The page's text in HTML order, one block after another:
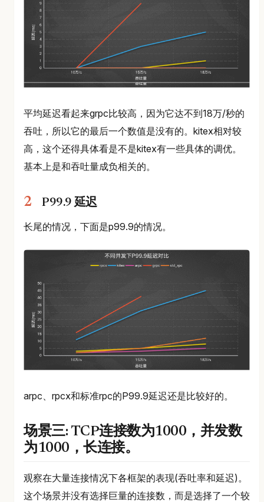
平均延迟看起来grpc比较高，因为它达不到18万/秒的
吞吐，所以它的最后一个数值是没有的。kitex相对较
高，这个还得具体看是不是kitex有一些具体的调优。
基本上是和吞吐量成负相关的。
P99.9 延迟
长尾的情况，下面是p99.9的情况。
arpc、rpcx和标准rpc的P99.9延迟还是比较好的。
场景三: TCP连接数为1000，并发数
为1000，长连接。
观察在大量连接情况下各框架的表现(吞吐率和延迟)。
这个场景并没有选择巨量的连接数，而是选择了一个较